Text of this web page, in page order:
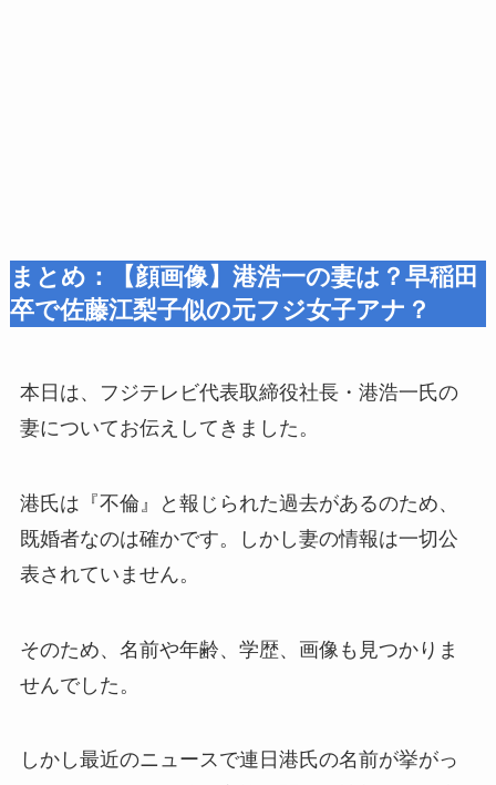
まとめ：【顔画像】港浩一の妻は？早稲田
卒で佐藤江梨子似の元フジ女子アナ？
本日は、フジテレビ代表取締役社長・港浩一氏の
妻についてお伝えしてきました。
港氏は『不倫』と報じられた過去があるのため、
既婚者なのは確かです。しかし妻の情報は一切公
表されていません。
そのため、名前や年齢、学歴、画像も見つかりま
せんでした。
しかし最近のニュースで連日港氏の名前が挙がっ